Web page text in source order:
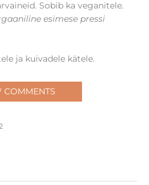
Sobib ka veganitele.
esimese pressi
ja kuivadele kätele.
COMMENTS